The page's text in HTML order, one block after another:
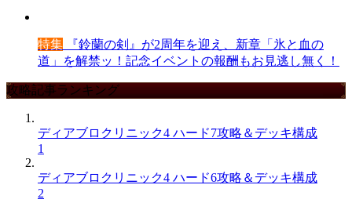
特集 『鈴蘭の剣』が2周年を迎え、新章「氷と血の
道」を解禁ッ！記念イベントの報酬もお見逃し無く！
攻略記事ランキング
ディアブロクリニック4 ハード7攻略＆デッキ構成
1
ディアブロクリニック4 ハード6攻略＆デッキ構成
2